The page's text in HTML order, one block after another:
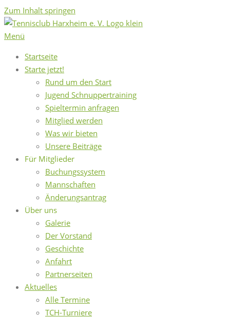
Zum Inhalt springen
Menü
Startseite
Starte jetzt!
Rund um den Start
Jugend Schnuppertraining
Spieltermin anfragen
Mitglied werden
Was wir bieten
Unsere Beiträge
Für Mitglieder
Buchungssystem
Mannschaften
Änderungsantrag
Über uns
Galerie
Der Vorstand
Geschichte
Anfahrt
Partnerseiten
Aktuelles
Alle Termine
TCH-Turniere